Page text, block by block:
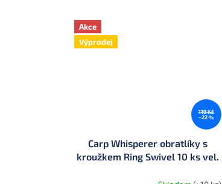
Akce
Výprodej
119 Kč
–22 %
Carp Whisperer obratlíky s
kroužkem Ring Swivel 10 ks vel.